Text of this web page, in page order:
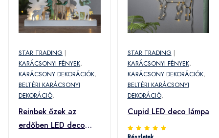
STAR TRADING |
KARÁCSONYI FÉNYEK,
KARÁCSONY DEKORÁCIÓK,
BELTÉRI KARÁCSONYI
DEKORÁCIÓ,
Reinbek őzek az
erdőben LED deco
STAR TRADING |
KARÁCSONYI FÉNYEK,
KARÁCSONY DEKORÁCIÓK,
BELTÉRI KARÁCSONYI
DEKORÁCIÓ,
Cupid LED deco lámpa